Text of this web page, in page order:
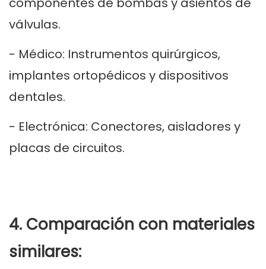
válvulas.
- Médico: Instrumentos quirúrgicos,
implantes ortopédicos y dispositivos
dentales.
- Electrónica: Conectores, aisladores y
placas de circuitos.
4. Comparación con materiales
similares: